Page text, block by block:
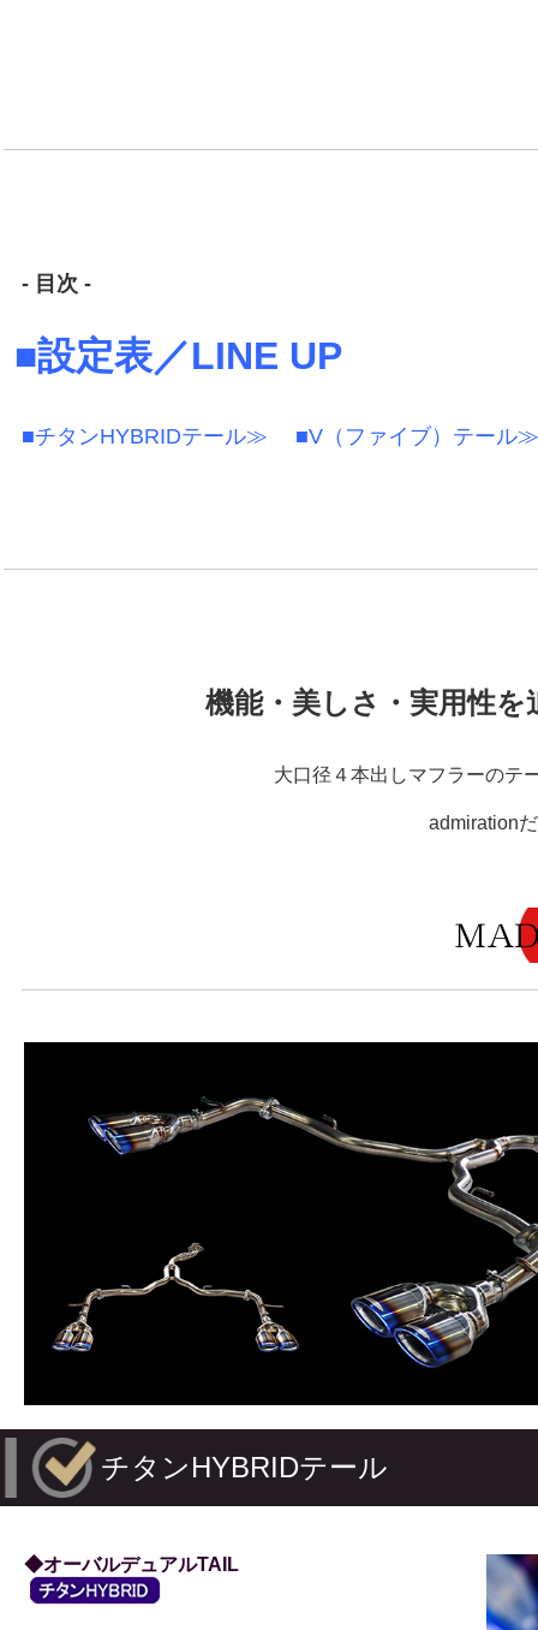
- 目次 -
■設定表／LINE UP
■チタンHYBRIDテール≫ ■V（ファイブ）テール≫
機能・美しさ・実用性
大口径４本出しマフラーのテ
admiration
チタンHYBRIDテール
◆オーバルデュアルTAIL